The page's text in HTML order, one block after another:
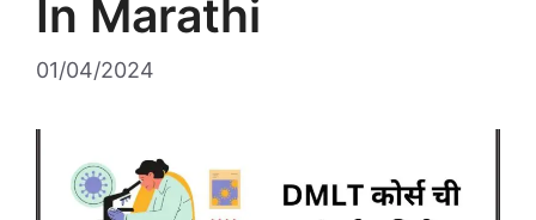
In Marathi
01/04/2024